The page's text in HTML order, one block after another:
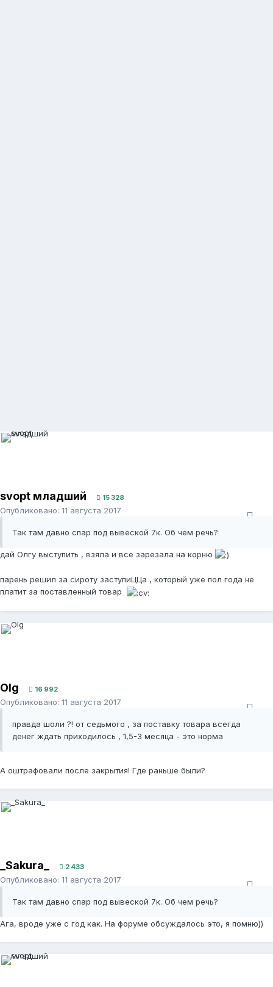
svopt младший 15 328
Опубликовано: 11 августа 2017
Так там давно спар под вывеской 7к. Об чем речь?
дай Олгу выступить , взяла и все зарезала на корню
парень решил за сироту заступиЦЦа , который уже пол года не
платит за поставленный товар
Olg 16 992
Опубликовано: 11 августа 2017
правда шоли ?! от седьмого , за поставку товара всегда
денег ждать приходилось , 1,5-3 месяца - это норма
А оштрафовали после закрытия! Где раньше были?
_Sakura_ 2 433
Опубликовано: 11 августа 2017
Так там давно спар под вывеской 7к. Об чем речь?
Ага, вроде уже с год как. На форуме обсуждалось это, я помню))